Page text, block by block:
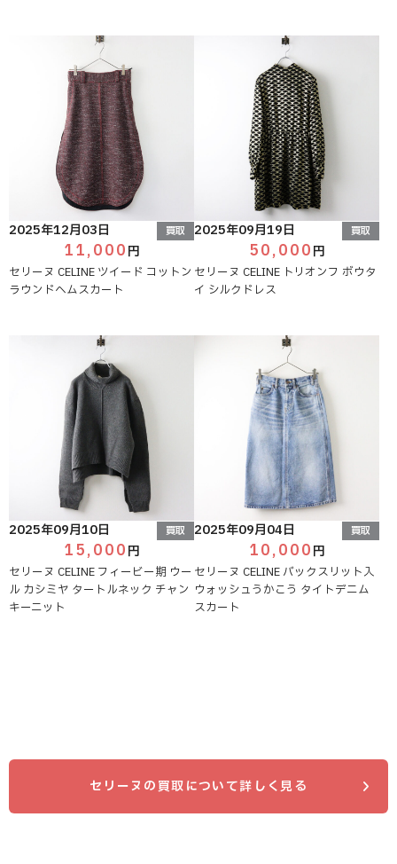
2025年12月03日 買取
11,000円
セリーヌ CELINE ツイード コットン
ラウンドヘムスカート
2025年09月19日 買取
50,000円
セリーヌ CELINE トリオンフ ボウタ
イ シルクドレス
2025年09月10日 買取
15,000円
セリーヌ CELINE フィービー期 ウー
ル カシミヤ タートルネック チャン
キーニット
2025年09月04日 買取
10,000円
セリーヌ CELINE バックスリット入
ウォッシュうかこう タイトデニム
スカート
セリーヌの買取について詳しく見る